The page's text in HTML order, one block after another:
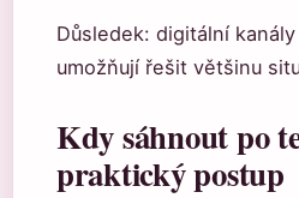
Důsledek: digitální
umožňují řešit většinu
Kdy sáhnout po
praktický postup